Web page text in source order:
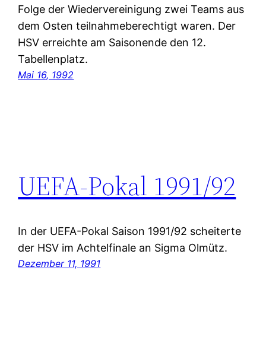
Folge der Wiedervereinigung zwei Teams aus
dem Osten teilnahmeberechtigt waren. Der
HSV erreichte am Saisonende den 12.
Tabellenplatz.
Mai 16, 1992
UEFA-Pokal 1991/92
In der UEFA-Pokal Saison 1991/92 scheiterte
der HSV im Achtelfinale an Sigma Olmütz.
Dezember 11, 1991